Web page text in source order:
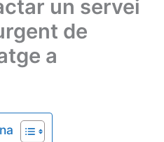
un servei
de
a